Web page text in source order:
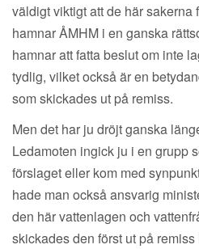
väldigt viktigt att de här sakerna
hamnar ÅMHM i en ganska
hamnar att fatta beslut om inte
tydlig, vilket också är en
som skickades ut på remiss.
Men det har ju dröjt ganska
Ledamoten ingick ju i en grupp
förslaget eller kom med
hade man också ansvarig
den här vattenlagen och
skickades den först ut på